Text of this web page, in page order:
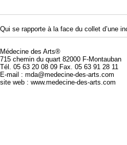
Qui se rapporte à la face du collet d’une
Médecine des Arts®
715 chemin du quart 82000 F-Montauban
Tél. 05 63 20 08 09 Fax. 05 63 91 28 11
E-mail : mda@medecine-des-arts.com
site web : www.medecine-des-arts.com